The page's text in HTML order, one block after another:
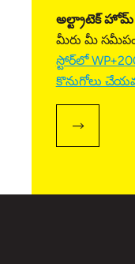
అల్ట్రాటెక్ హోమ్
మీరు మీ
స్టోర్‌లో
కొనుగోలు